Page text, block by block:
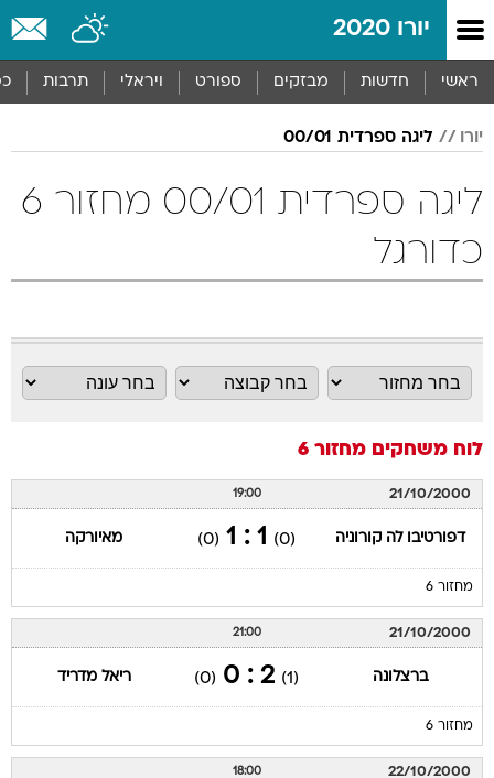
יורו 2020
ראשי חדשות מבזקים ספורט ויראלי תרבות
יורו ליגה ספרדית 00/01
ליגה ספרדית 00/01 מחזור 6
כדורגל
לוח משחקים מחזור 6
21/10/2000
19:00
דפורטיבו לה קורוניה (0)
1 : 1
(0) מאיורקה
מחזור 6
21/10/2000
21:00
ברצלונה (1)
2 : 0
(0) ריאל מדריד
מחזור 6
22/10/2000
18:00